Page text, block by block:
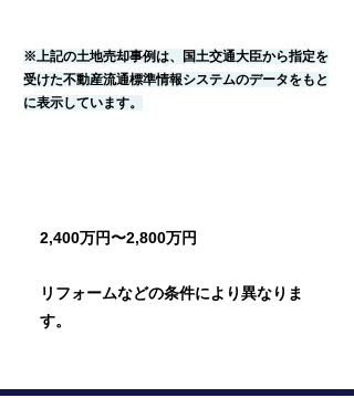
※上記の土地売却事例は、国土交通大臣から指定を
受けた不動産流通標準情報システムのデータをもと
に表示しています。
2,400万円〜2,800万円
リフォームなどの条件により異なりま
す。